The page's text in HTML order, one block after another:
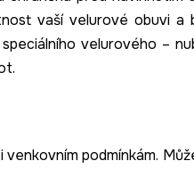
vaší velurové obuvi a
velurového –
podmínkám.